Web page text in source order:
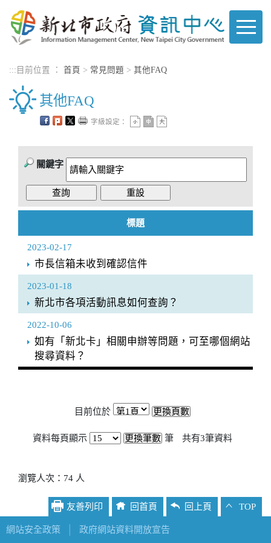
進入內容區塊
::: 目前位置 ： 首頁 > 常見問題 > 其他FAQ
其他FAQ
字級設定：
關鍵字
標題
市長信箱未收到確認信件
2023-02-17
新北市各項活動訊息如何查詢？
2023-01-18
如有「新北卡」相關申辦等問題，可至哪個網站
搜尋資料？
2022-10-06
目前位於
資料每頁顯示 筆 共有3筆資料
瀏覽人次：74 人
友善列印 回首頁 回上頁 TOP
網站安全政策 政府網站資料開放宣告